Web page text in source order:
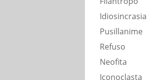
Idiosincrasia
Pusillanime
Refuso
Neofita
Iconoclasta